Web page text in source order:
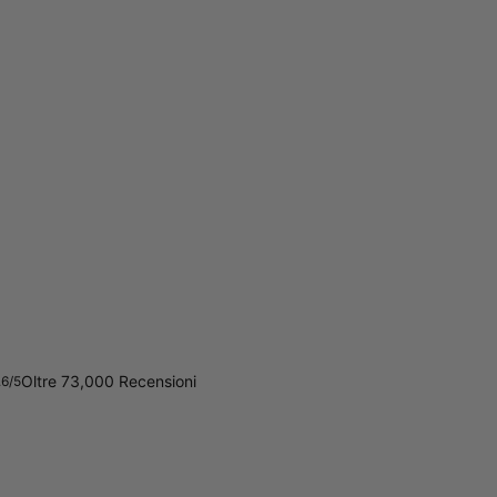
5Oltre 73,000 Recensioni